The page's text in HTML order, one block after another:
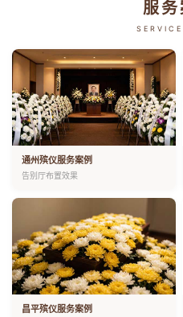
服务
通州殡仪服务案例
告别厅布置效果
昌平殡仪服务案例